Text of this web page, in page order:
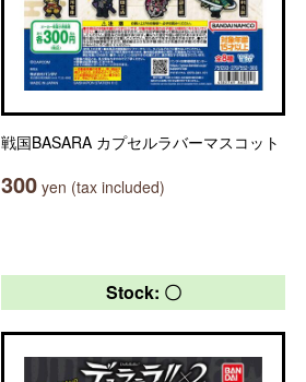
戦国BASARA カプセルラバーマスコット
300 yen (tax included)
Stock: 〇